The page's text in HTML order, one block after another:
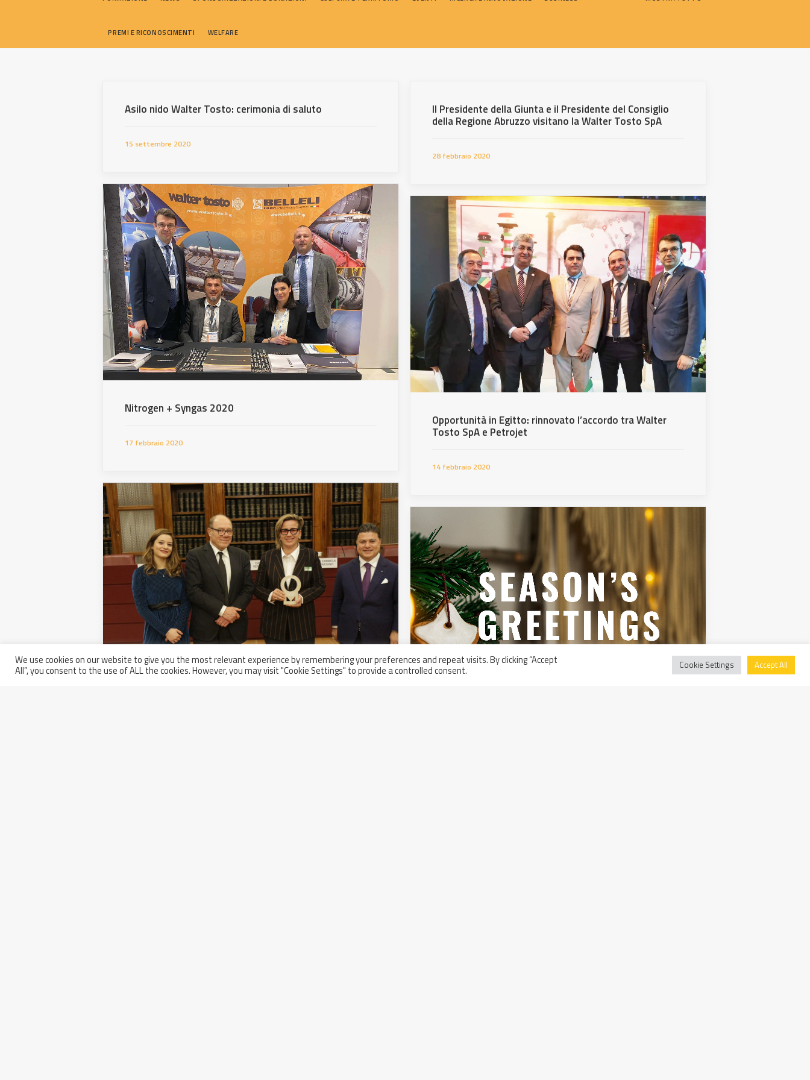
PREMI E RICONOSCIMENTI WELFARE
Asilo nido Walter Tosto: cerimonia di saluto
15 settembre 2020
Il Presidente della Giunta e il Presidente del Consiglio
della Regione Abruzzo visitano la Walter Tosto SpA
28 febbraio 2020
Nitrogen + Syngas 2020
17 febbraio 2020
Opportunità in Egitto: rinnovato l’accordo tra Walter
Tosto SpA e Petrojet
14 febbraio 2020
We use cookies on our website to give you the most relevant experience by remembering your preferences and repeat visits. By clicking “Accept
All”, you consent to the use of ALL the cookies. However, you may visit "Cookie Settings" to provide a controlled consent. Cookie Settings Accept All